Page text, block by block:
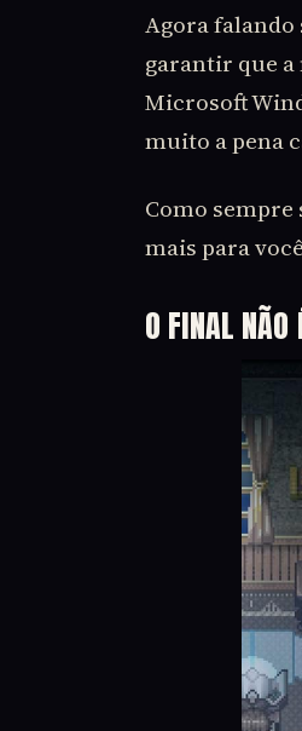
Agora falando
garantir que a
Microsoft
muito a pena
Como
mais para
O FINAL